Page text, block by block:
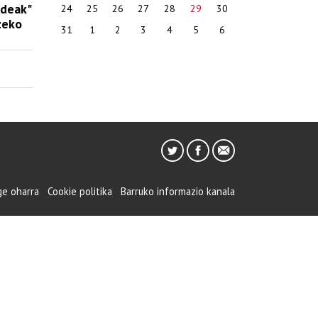
24
25 26 27 28 29
30
31
1 2 3 4 5 6
oharra Cookie politika Barruko informazio kanala